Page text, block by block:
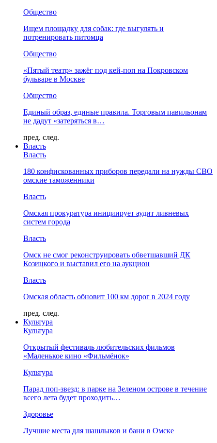
Общество
Ищем площадку для собак: где выгулять и
потренировать питомца
Общество
«Пятый театр» зажёг под кей-поп на Покровском
бульваре в Москве
Общество
Единый образ, единые правила. Торговым павильонам
не дадут «затеряться в…
пред. след.
Власть
Власть
180 конфискованных приборов передали на нужды СВО
омские таможенники
Власть
Омская прокуратура инициирует аудит ливневых
систем города
Власть
Омск не смог реконструировать обветшавший ДК
Козицкого и выставил его на аукцион
Власть
Омская область обновит 100 км дорог в 2024 году
пред. след.
Культура
Культура
Открытый фестиваль любительских фильмов
«Маленькое кино «Фильмёнок»
Культура
Парад поп-звезд: в парке на Зеленом острове в течение
всего лета будет проходить…
Здоровье
Лучшие места для шашлыков и бани в Омске